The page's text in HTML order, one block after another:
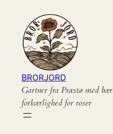
indhold
BRORJORD
Gartner fra Præstø med
forkærlighed for roser